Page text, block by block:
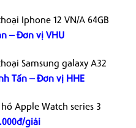
Iphone 12 VN/A 64GB
– Đơn vị VHU
Samsung galaxy A32
Tấn – Đơn vị HHE
Apple Watch series 3
giải